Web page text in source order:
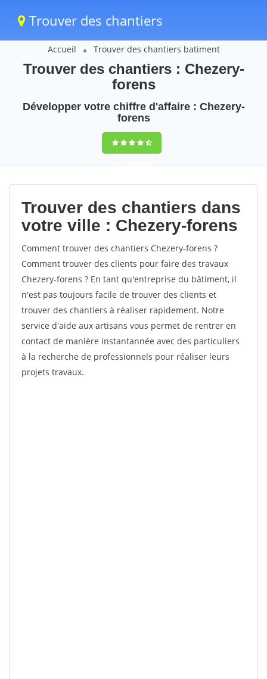
Trouver des chantiers
Accueil Trouver des chantiers batiment
Trouver des chantiers : Chezery-
forens
Développer votre chiffre d'affaire : Chezery-
forens
9,5(100%)68
votes
Trouver des chantiers dans
votre ville : Chezery-forens
Comment trouver des chantiers Chezery-forens ?
Comment trouver des clients pour faire des travaux
Chezery-forens ? En tant qu'entreprise du bâtiment, il
n'est pas toujours facile de trouver des clients et
trouver des chantiers à réaliser rapidement. Notre
service d'aide aux artisans vous permet de rentrer en
contact de manière instantannée avec des particuliers
à la recherche de professionnels pour réaliser leurs
projets travaux.